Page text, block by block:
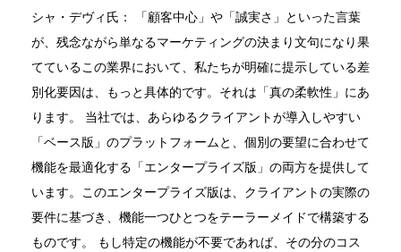
シャ・デヴィ氏： 「顧客中心」や「誠実さ」といった言葉
が、残念ながら単なるマーケティングの決まり文句になり果
てているこの業界において、私たちが明確に提示している差
別化要因は、もっと具体的です。それは「真の柔軟性」にあ
ります。 当社では、あらゆるクライアントが導入しやすい
「ベース版」のプラットフォームと、個別の要望に合わせて
機能を最適化する「エンタープライズ版」の両方を提供して
います。このエンタープライズ版は、クライアントの実際の
要件に基づき、機能一つひとつをテーラーメイドで構築する
ものです。 もし特定の機能が不要であれば、その分のコス